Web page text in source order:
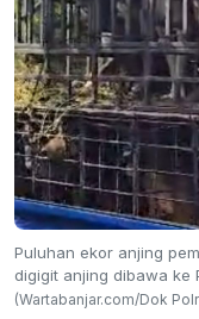
Puluhan ekor anjing
digigit anjing dibawa ke
(Wartabanjar.com/Dok